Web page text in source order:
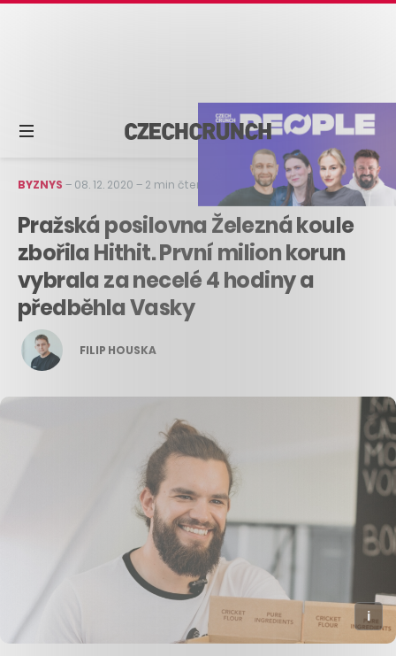
BYZNYS – 08. 12. 2020 – 2 min čtení
Pražská posilovna Železná koule
zbořila Hithit. První milion korun
vybrala za necelé 4 hodiny a
předběhla Vasky
FILIP HOUSKA